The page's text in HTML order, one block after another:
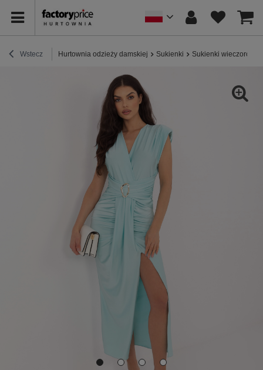
Wstecz Hurtownia odzieży damskiej Sukienki Sukienki wieczorowe